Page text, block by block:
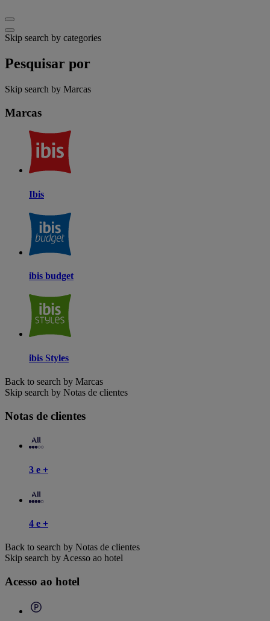
Skip search by categories
Pesquisar por
Skip search by Marcas
Marcas
Ibis
ibis budget
ibis Styles
Back to search by Marcas
Skip search by Notas de clientes
Notas de clientes
3 e +
4 e +
Back to search by Notas de clientes
Skip search by Acesso ao hotel
Acesso ao hotel